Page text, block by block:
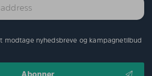
modtage nyhedsbreve og kampagnetilbud